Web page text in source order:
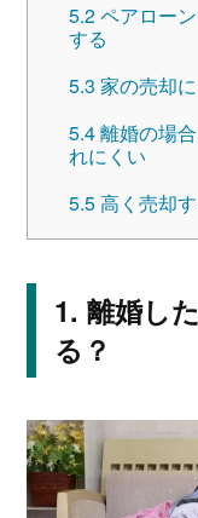
5.2ペアロー
する
5.3 家の売却
5.4離婚の場
れにくい
5.5高く売却
離婚し
る？